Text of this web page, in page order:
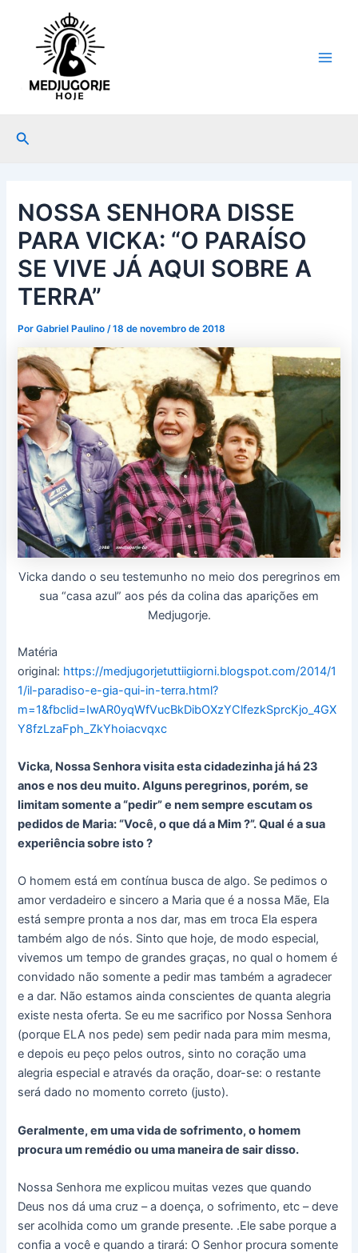
conteúdo
Pesquisar
NOSSA SENHORA DISSE
PARA VICKA: “O PARAÍSO
SE VIVE JÁ AQUI SOBRE A
TERRA”
PorGabriel Paulino/18 de novembro de 2018
Vicka dando o seu testemunho no meio dos peregrinos em
sua “casa azul” aos pés da colina das aparições em
Medjugorje.
Matéria
original: https://medjugorjetuttiigiorni.blogspot.com/2014/1
1/il-paradiso-e-gia-qui-in-terra.html?
m=1&fbclid=IwAR0yqWfVucBkDibOXzYClfezkSprcKjo_4GX
Y8fzLzaFph_ZkYhoiacvqxc
Vicka, Nossa Senhora visita esta cidadezinha já há 23
anos e nos deu muito. Alguns peregrinos, porém, se
limitam somente a “pedir” e nem sempre escutam os
pedidos de Maria: “Você, o que dá a Mim ?”. Qual é a sua
experiência sobre isto ?
O homem está em contínua busca de algo. Se pedimos o
amor verdadeiro e sincero a Maria que é a nossa Mãe, Ela
está sempre pronta a nos dar, mas em troca Ela espera
também algo de nós. Sinto que hoje, de modo especial,
vivemos um tempo de grandes graças, no qual o homem é
convidado não somente a pedir mas também a agradecer
e a dar. Não estamos ainda conscientes de quanta alegria
existe nesta oferta. Se eu me sacrifico por Nossa Senhora
(porque ELA nos pede) sem pedir nada para mim mesma,
e depois eu peço pelos outros, sinto no coração uma
alegria especial e através da oração, doar-se: o restante
será dado no momento correto (justo).
Geralmente, em uma vida de sofrimento, o homem
procura um remédio ou uma maneira de sair disso.
Nossa Senhora me explicou muitas vezes que quando
Deus nos dá uma cruz – a doença, o sofrimento, etc – deve
ser acolhida como um grande presente. .Ele sabe porque a
confia a você e quando a tirará: O Senhor procura somente
navigation